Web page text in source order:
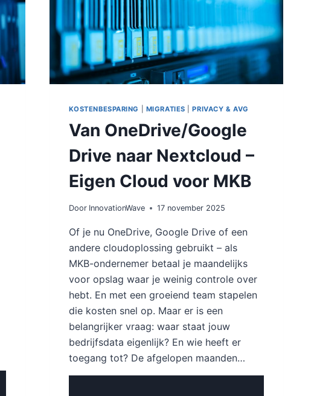
KOSTENBESPARING MIGRATIES |PRIVACY & AVG
Van OneDrive/Google
Drive naar Nextcloud –
Eigen Cloud voor MKB
Door InnovationWave 17 november 2025
Of je nu OneDrive, Google Drive of een
andere cloudoplossing gebruikt – als
MKB-ondernemer betaal je maandelijks
voor opslag waar je weinig controle over
hebt. En met een groeiend team stapelen
die kosten snel op. Maar er is een
belangrijker vraag: waar staat jouw
bedrijfsdata eigenlijk? En wie heeft er
toegang tot? De afgelopen maanden…